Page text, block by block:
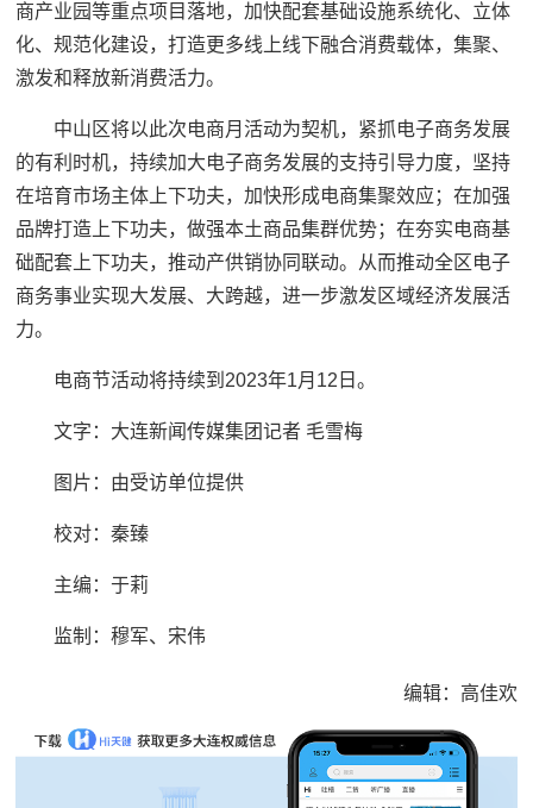
商产业园等重点项目落地，加快配套基础设施系统化、立体
化、规范化建设，打造更多线上线下融合消费载体，集聚、
激发和释放新消费活力。
中山区将以此次电商月活动为契机，紧抓电子商务发展
的有利时机，持续加大电子商务发展的支持引导力度，坚持
在培育市场主体上下功夫，加快形成电商集聚效应；在加强
品牌打造上下功夫，做强本土商品集群优势；在夯实电商基
础配套上下功夫，推动产供销协同联动。从而推动全区电子
商务事业实现大发展、大跨越，进一步激发区域经济发展活
力。
电商节活动将持续到2023年1月12日。
文字：大连新闻传媒集团记者 毛雪梅
图片：由受访单位提供
校对：秦臻
主编：于莉‍‍‍
监制：穆军、宋伟
编辑：高佳欢